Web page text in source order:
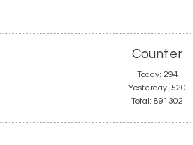
Counter
Today: 294
Yesterday: 520
Total: 891302